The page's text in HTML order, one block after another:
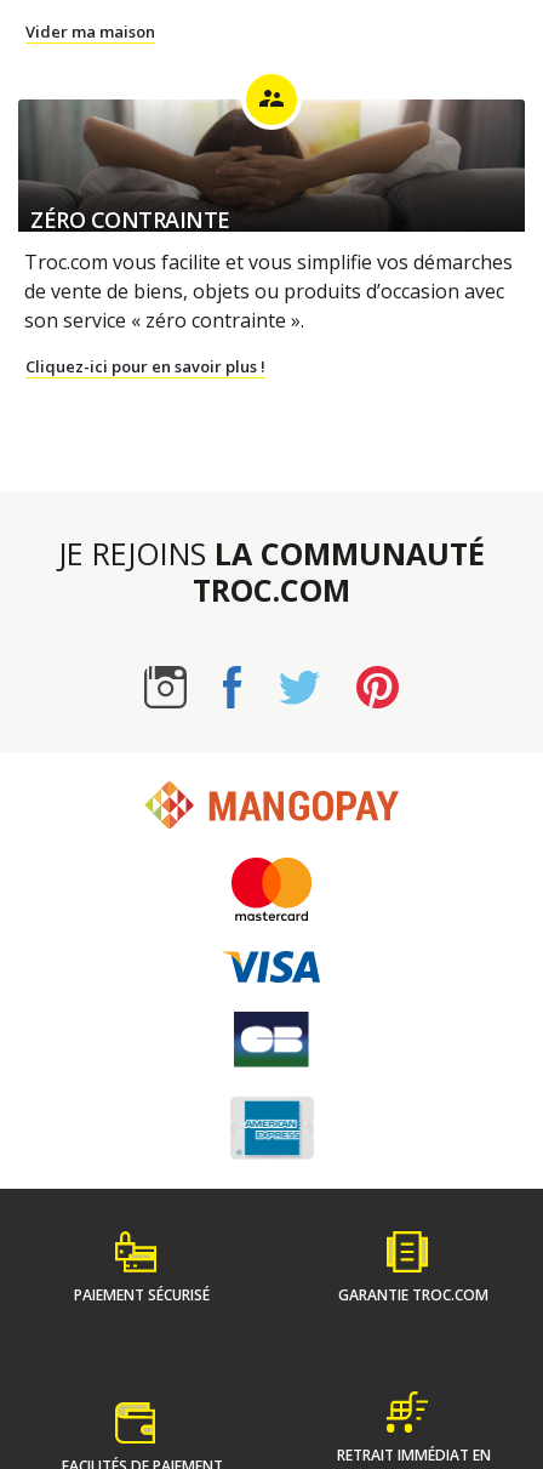
Vider ma maison
supervisor_account
ZÉRO CONTRAINTE
Troc.com vous facilite et vous simplifie vos démarches
de vente de biens, objets ou produits d’occasion avec
son service « zéro contrainte ».
Cliquez-ici pour en savoir plus !
JE REJOINS LA COMMUNAUTÉ
TROC.COM
PAIEMENT SÉCURISÉ GARANTIE TROC.COM
RETRAIT IMMÉDIAT EN